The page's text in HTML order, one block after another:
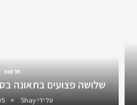
חדשות
שלושה פצועים בתאונה
על ידיShay